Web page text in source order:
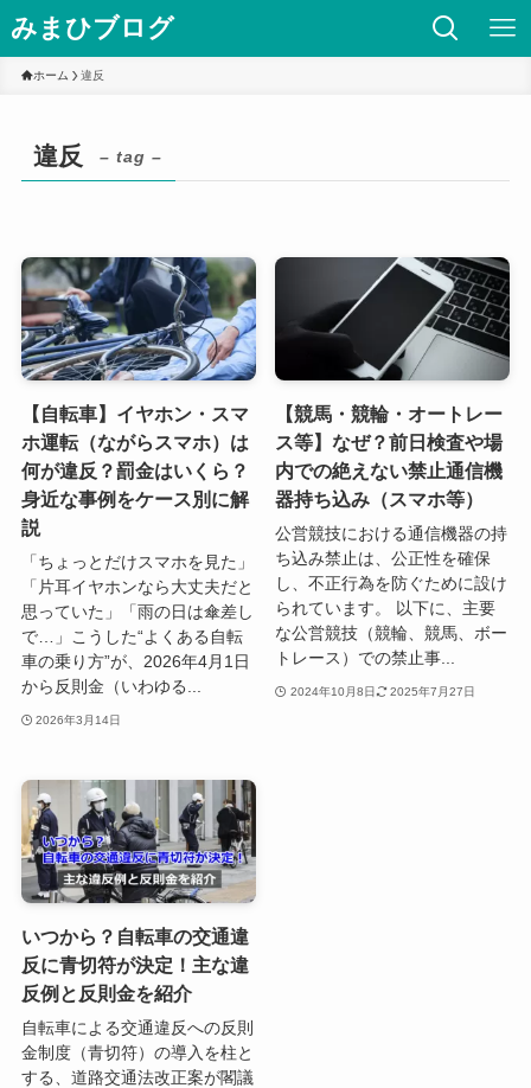
みまひブログ
ホーム 違反
違反 – tag –
【自転車】イヤホン・スマ
ホ運転（ながらスマホ）は
何が違反？罰金はいくら？
身近な事例をケース別に解
説
「ちょっとだけスマホを見た」
「片耳イヤホンなら大丈夫だと
思っていた」「雨の日は傘差し
で…」こうした“よくある自転
車の乗り方”が、2026年4月1日
から反則金（いわゆる...
2026年3月14日
【競馬・競輪・オートレー
ス等】なぜ？前日検査や場
内での絶えない禁止通信機
器持ち込み（スマホ等）
公営競技における通信機器の持
ち込み禁止は、公正性を確保
し、不正行為を防ぐために設け
られています。 以下に、主要
な公営競技（競輪、競馬、ボー
トレース）での禁止事...
2024年10月8日 2025年7月27日
いつから？自転車の交通違
反に青切符が決定！主な違
反例と反則金を紹介
自転車による交通違反への反則
金制度（青切符）の導入を柱と
する、道路交通法改正案が閣議